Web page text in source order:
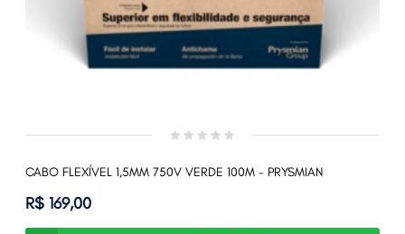
CABO FLEXÍVEL 1,5MM 750V VERDE 100M - PRYSMIAN
R$ 169,00